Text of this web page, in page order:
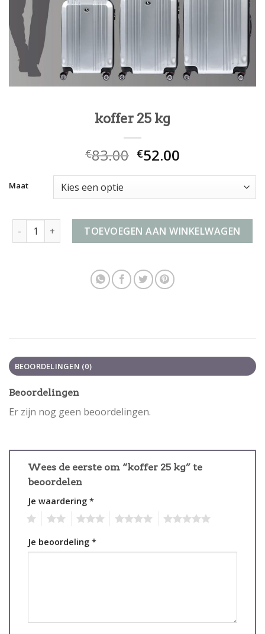
koffer 25 kg
€83.00 €52.00
Maat
koffer 25 kg aantalTOEVOEGEN AAN WINKELWAGEN
BEOORDELINGEN (0)
Beoordelingen
Er zijn nog geen beoordelingen.
Wees de eerste om “koffer 25 kg” te
beoordelen
Je waardering *
Je beoordeling *